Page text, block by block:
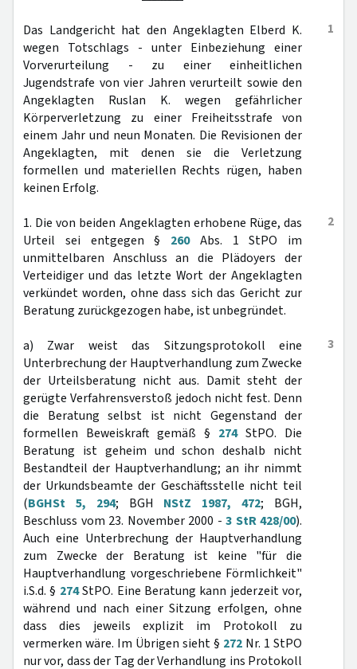
1
Das Landgericht hat den Angeklagten Elberd K.
wegen Totschlags - unter Einbeziehung einer
Vorverurteilung - zu einer einheitlichen
Jugendstrafe von vier Jahren verurteilt sowie den
Angeklagten Ruslan K. wegen gefährlicher
Körperverletzung zu einer Freiheitsstrafe von
einem Jahr und neun Monaten. Die Revisionen der
Angeklagten, mit denen sie die Verletzung
formellen und materiellen Rechts rügen, haben
keinen Erfolg.
2
1. Die von beiden Angeklagten erhobene Rüge, das
Urteil sei entgegen § 260Abs. 1 StPO im
unmittelbaren Anschluss an die Plädoyers der
Verteidiger und das letzte Wort der Angeklagten
verkündet worden, ohne dass sich das Gericht zur
Beratung zurückgezogen habe, ist unbegründet.
3
a) Zwar weist das Sitzungsprotokoll eine
Unterbrechung der Hauptverhandlung zum Zwecke
der Urteilsberatung nicht aus. Damit steht der
gerügte Verfahrensverstoß jedoch nicht fest. Denn
die Beratung selbst ist nicht Gegenstand der
formellen Beweiskraft gemäß § 274StPO. Die
Beratung ist geheim und schon deshalb nicht
Bestandteil der Hauptverhandlung; an ihr nimmt
der Urkundsbeamte der Geschäftsstelle nicht teil
(BGHSt 5, 294; BGH NStZ 1987, 472; BGH,
Beschluss vom 23. November 2000 - 3 StR 428/00).
Auch eine Unterbrechung der Hauptverhandlung
zum Zwecke der Beratung ist keine "für die
Hauptverhandlung vorgeschriebene Förmlichkeit"
i.S.d. § 274StPO. Eine Beratung kann jederzeit vor,
während und nach einer Sitzung erfolgen, ohne
dass dies jeweils explizit im Protokoll zu
vermerken wäre. Im Übrigen sieht § 272 Nr. 1 StPO
nur vor, dass der Tag der Verhandlung ins Protokoll